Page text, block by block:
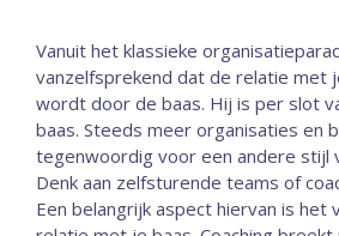
Vanuit het klassieke
vanzelfsprekend dat de relatie met
wordt door de baas. Hij is per slot
baas. Steeds meer organisaties en
tegenwoordig voor een andere stijl
Denk aan zelfsturende teams of
Een belangrijk aspect hiervan is het